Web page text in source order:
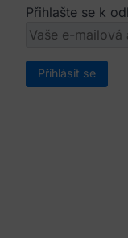
Přihlašte se k